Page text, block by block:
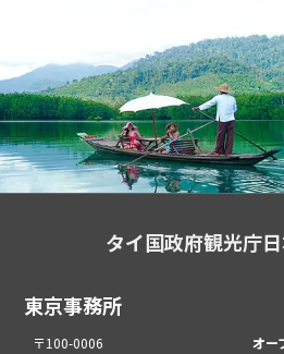
タイ国政府観光庁
東京事務所
〒100-0006
オー